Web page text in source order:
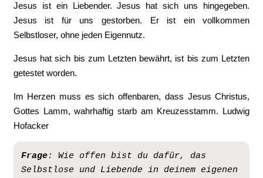
Jesus ist ein Liebender. Jesus hat sich uns hingegeben.
Jesus ist für uns gestorben. Er ist ein vollkommen
Selbstloser, ohne jeden Eigennutz.
Jesus hat sich bis zum Letzten bewährt, ist bis zum Letzten
getestet worden.
Im Herzen muss es sich offenbaren, dass Jesus Christus,
Gottes Lamm, wahrhaftig starb am Kreuzesstamm. Ludwig
Hofacker
Frage:
Wie offen bist du dafür, das
Selbstlose und Liebende in deinem eigenen